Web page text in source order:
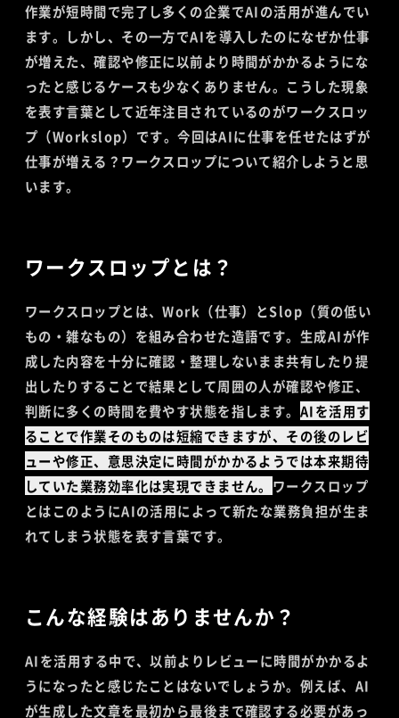
作業が短時間で完了し多くの企業でAIの活用が進んでい
ます。しかし、その一方でAIを導入したのになぜか仕事
が増えた、確認や修正に以前より時間がかかるようにな
ったと感じるケースも少なくありません。こうした現象
を表す言葉として近年注目されているのがワークスロッ
プ（Workslop）です。今回はAIに仕事を任せたはずが
仕事が増える？ワークスロップについて紹介しようと思
います。
ワークスロップとは？
ワークスロップとは、Work（仕事）とSlop（質の低い
もの・雑なもの）を組み合わせた造語です。生成AIが作
成した内容を十分に確認・整理しないまま共有したり提
出したりすることで結果として周囲の人が確認や修正、
判断に多くの時間を費やす状態を指します。 AIを活用す
ることで作業そのものは短縮できますが、その後のレビ
ューや修正、意思決定に時間がかかるようでは本来期待
していた業務効率化は実現できません。 ワークスロップ
とはこのようにAIの活用によって新たな業務負担が生ま
れてしまう状態を表す言葉です。
こんな経験はありませんか？
AIを活用する中で、以前よりレビューに時間がかかるよ
うになったと感じたことはないでしょうか。例えば、AI
が生成した文章を最初から最後まで確認する必要があっ